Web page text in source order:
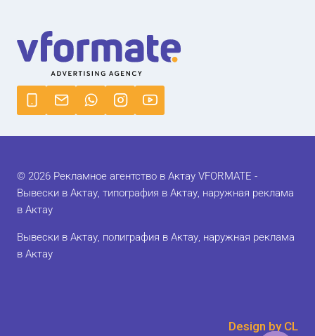
© 2026 Рекламное агентство в Актау VFORMATE -
Вывески в Актау, типография в Актау, наружная реклама
в Актау
Вывески в Актау, полиграфия в Актау, наружная реклама
в Актау
Design by CL